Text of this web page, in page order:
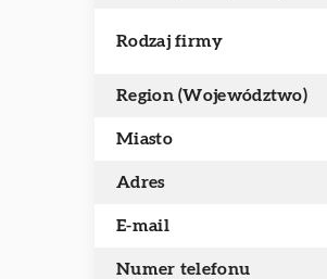
Rodzaj firmy
Region (Województwo)
Miasto
Adres
E-mail
Numer telefonu